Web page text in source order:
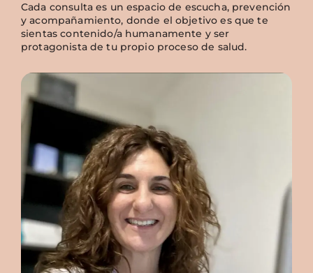
Cada consulta es un espacio de escucha, prevención
y acompañamiento, donde el objetivo es que te
sientas contenido/a humanamente y ser
protagonista de tu propio proceso de salud.